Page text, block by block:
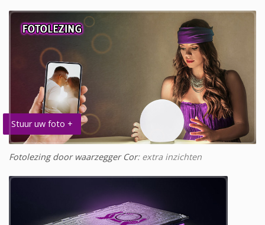
Stuur uw foto +
Fotolezing door waarzegger Cor: extra inzichten